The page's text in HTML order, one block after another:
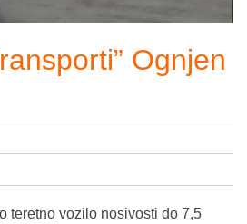
Ognjen
teretno vozilo nosivosti do 7,5